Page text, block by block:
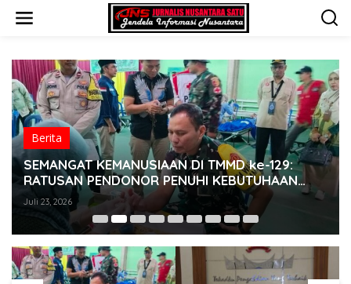
Berita
SEMANGAT KEMANUSIAAN DI TMMD ke-129:
RATUSAN PENDONOR PENUHI KEBUTUHAAN
STOK DARAH
Juli 23, 2026